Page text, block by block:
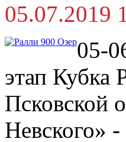
05.07.2019
05-
этап Кубка
Псковской
Невского»